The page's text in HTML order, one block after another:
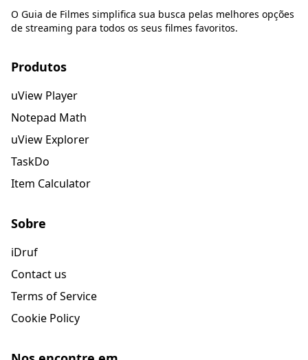
O Guia de Filmes simplifica sua busca pelas melhores opções
de streaming para todos os seus filmes favoritos.
Produtos
uView Player
Notepad Math
uView Explorer
TaskDo
Item Calculator
Sobre
iDruf
Contact us
Terms of Service
Cookie Policy